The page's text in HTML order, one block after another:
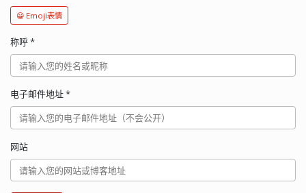
😀 Emoji表情
称呼*
电子邮件地址*
网站